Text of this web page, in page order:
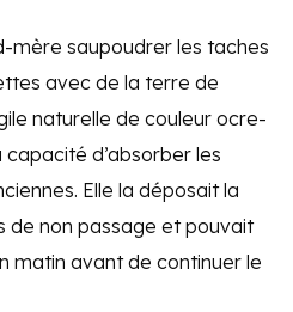
mère saupoudrer les taches
avec de la terre de
naturelle de couleur ocre-
d’absorber les
Elle la déposait la
de non passage et pouvait
matin avant de continuer le